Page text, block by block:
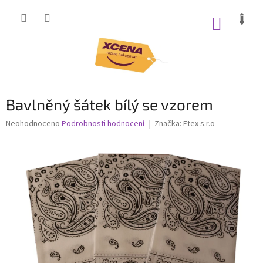
Bavlněný šátek bílý se vzorem
Průměrné
hvězdiček.
Neohodnoceno Podrobnosti hodnocení Značka: Etex s.r.o